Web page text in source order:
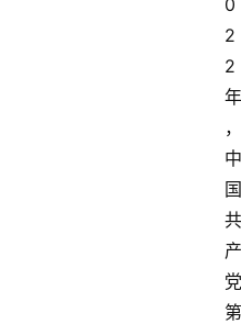
0
2
2
年
，
中
国
共
产
党
第